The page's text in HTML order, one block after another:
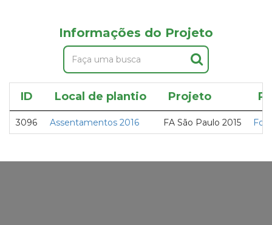
Informações do Projeto
ID Local de plantio Projeto
3096 Assentamentos 2016 FA São Paulo 2015